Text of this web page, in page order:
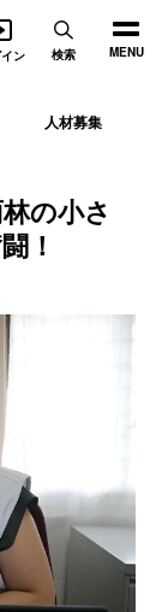
MENU
人材募集
ン 検索
の小さ
！